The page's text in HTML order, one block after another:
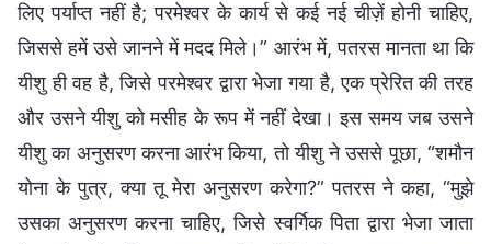
लिए पर्याप्त नहीं है; परमेश्वर के कार्य से कई नई चीज़ें होनी चाहिए,
जिससे हमें उसे जानने में मदद मिले।” आरंभ में, पतरस मानता था कि
यीशु ही वह है, जिसे परमेश्वर द्वारा भेजा गया है, एक प्रेरित की तरह
और उसने यीशु को मसीह के रूप में नहीं देखा। इस समय जब उसने
यीशु का अनुसरण करना आरंभ किया, तो यीशु ने उससे पूछा, “शमौन
योना के पुत्र, क्या तू मेरा अनुसरण करेगा?” पतरस ने कहा, “मुझे
उसका अनुसरण करना चाहिए, जिसे स्वर्गिक पिता द्वारा भेजा जाता